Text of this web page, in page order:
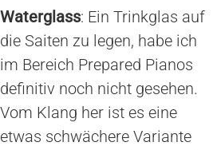
Waterglass: Ein Trinkglas auf
die Saiten zu legen, habe ich
im Bereich Prepared Pianos
definitiv noch nicht gesehen.
Vom Klang her ist es eine
etwas schwächere Variante